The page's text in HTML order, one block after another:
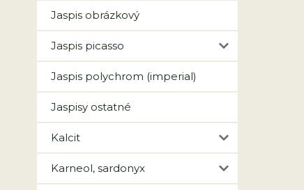
Jaspis obrázkový
Jaspis picasso
Jaspis polychrom (imperial)
Jaspisy ostatné
Kalcit
Karneol, sardonyx